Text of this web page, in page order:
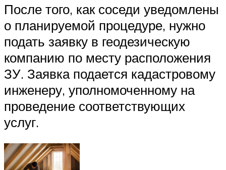
После того, как соседи уведомлены
о планируемой процедуре, нужно
подать заявку в геодезическую
компанию по месту расположения
ЗУ. Заявка подается кадастровому
инженеру, уполномоченному на
проведение соответствующих
услуг.